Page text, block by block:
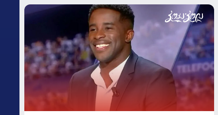
ყოფილმა მეკარემ